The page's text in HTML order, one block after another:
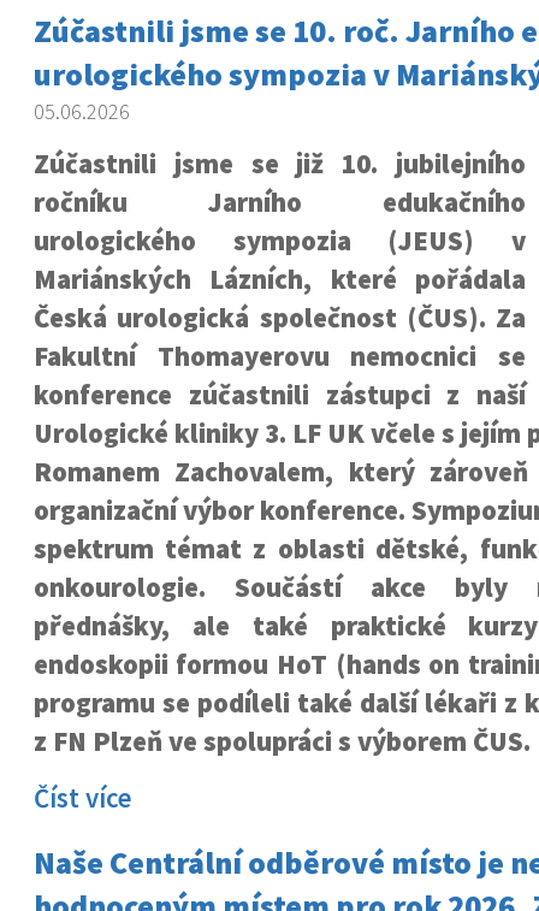
Zúčastnili jsme se 10. roč. Jarního
urologického sympozia v
05.06.2026
Zúčastnili jsme se již 10. jubilejního
ročníku Jarního edukačního
urologického sympozia (JEUS) v
Mariánských Lázních, které pořádala
Česká urologická společnost (ČUS). Za
Fakultní Thomayerovu nemocnici se
konference zúčastnili zástupci z naší
Urologické kliniky 3. LF UK včele s jejím
Romanem Zachovalem, který
organizační výbor konference.
spektrum témat z oblasti dětské,
onkourologie. Součástí akce byly
přednášky, ale také praktické
endoskopii formou HoT (hands on
programu se podíleli také další lékaři z
z FN Plzeň ve spolupráci s výborem ČUS.
Číst více
Naše Centrální odběrové místo je